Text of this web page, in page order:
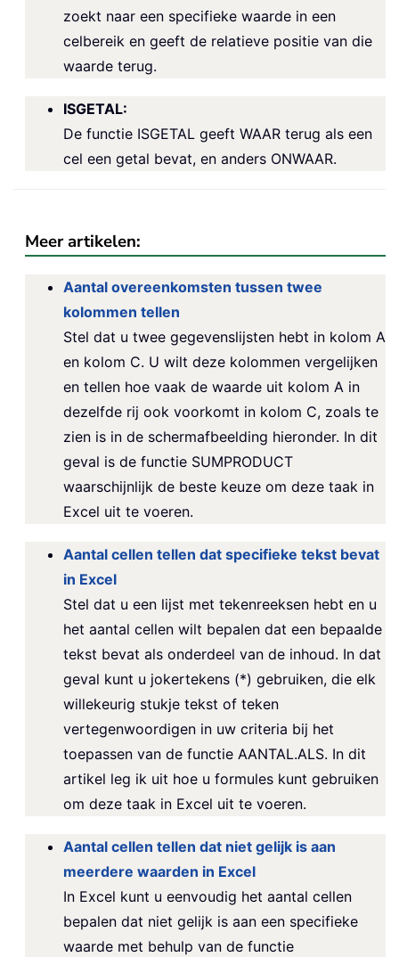
zoekt naar een specifieke waarde in een
celbereik en geeft de relatieve positie van die
waarde terug.
ISGETAL:
De functie ISGETAL geeft WAAR terug als een
cel een getal bevat, en anders ONWAAR.
Meer artikelen:
Aantal overeenkomsten tussen twee
kolommen tellen
Stel dat u twee gegevenslijsten hebt in kolom A
en kolom C. U wilt deze kolommen vergelijken
en tellen hoe vaak de waarde uit kolom A in
dezelfde rij ook voorkomt in kolom C, zoals te
zien is in de schermafbeelding hieronder. In dit
geval is de functie SUMPRODUCT
waarschijnlijk de beste keuze om deze taak in
Excel uit te voeren.
Aantal cellen tellen dat specifieke tekst bevat
in Excel
Stel dat u een lijst met tekenreeksen hebt en u
het aantal cellen wilt bepalen dat een bepaalde
tekst bevat als onderdeel van de inhoud. In dat
geval kunt u jokertekens (*) gebruiken, die elk
willekeurig stukje tekst of teken
vertegenwoordigen in uw criteria bij het
toepassen van de functie AANTAL.ALS. In dit
artikel leg ik uit hoe u formules kunt gebruiken
om deze taak in Excel uit te voeren.
Aantal cellen tellen dat niet gelijk is aan
meerdere waarden in Excel
In Excel kunt u eenvoudig het aantal cellen
bepalen dat niet gelijk is aan een specifieke
waarde met behulp van de functie